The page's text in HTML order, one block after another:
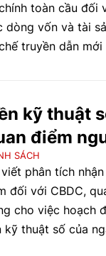
toàn cầu đối
dòng vốn và tài
truyền dẫn
chính sách tiền
nổi.kỹ thuật
điểm
SÁCH
viết phân tích
đối với CBDC,
cho việc hoạch
kỹ thuật số của